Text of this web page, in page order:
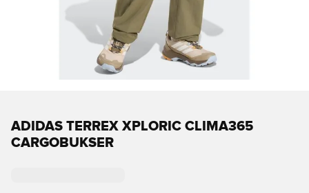
ADIDAS TERREX XPLORIC CLIMA365
CARGOBUKSER